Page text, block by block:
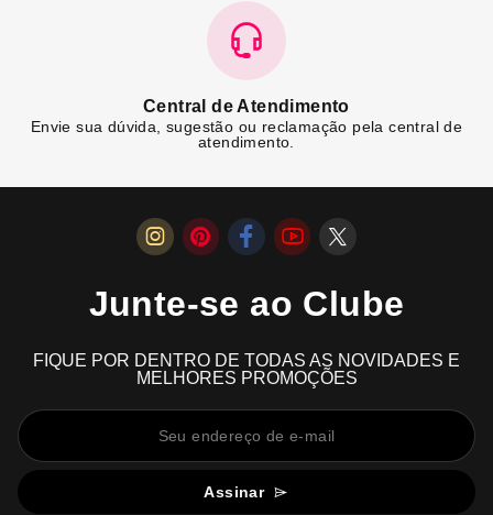
Central de Atendimento
Envie sua dúvida, sugestão ou reclamação pela central de
atendimento.
Junte-se ao Clube
FIQUE POR DENTRO DE TODAS AS NOVIDADES E
MELHORES PROMOÇÕES
Assinar